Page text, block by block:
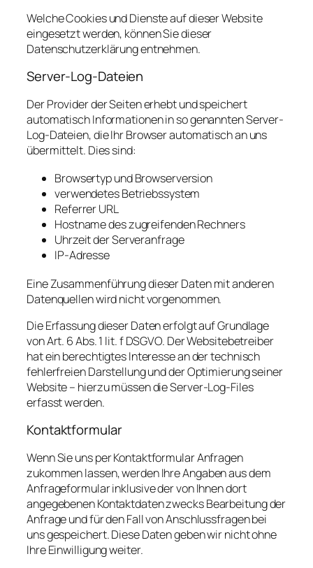
Welche Cookies und Dienste auf dieser Website
eingesetzt werden, können Sie dieser
Datenschutzerklärung entnehmen.
Server-Log-Dateien
Der Provider der Seiten erhebt und speichert
automatisch Informationen in so genannten Server-
Log-Dateien, die Ihr Browser automatisch an uns
übermittelt. Dies sind:
Browsertyp und Browserversion
verwendetes Betriebssystem
Referrer URL
Hostname des zugreifenden Rechners
Uhrzeit der Serveranfrage
IP-Adresse
Eine Zusammenführung dieser Daten mit anderen
Datenquellen wird nicht vorgenommen.
Die Erfassung dieser Daten erfolgt auf Grundlage
von Art. 6 Abs. 1 lit. f DSGVO. Der Websitebetreiber
hat ein berechtigtes Interesse an der technisch
fehlerfreien Darstellung und der Optimierung seiner
Website – hierzu müssen die Server-Log-Files
erfasst werden.
Kontaktformular
Wenn Sie uns per Kontaktformular Anfragen
zukommen lassen, werden Ihre Angaben aus dem
Anfrageformular inklusive der von Ihnen dort
angegebenen Kontaktdaten zwecks Bearbeitung der
Anfrage und für den Fall von Anschlussfragen bei
uns gespeichert. Diese Daten geben wir nicht ohne
Ihre Einwilligung weiter.